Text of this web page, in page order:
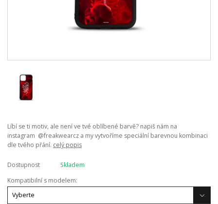
Líbí se ti motiv, ale není ve tvé oblíbené barvě? napiš nám na
instagram @freakwearcz a my vytvoříme speciální barevnou kombinaci
dle tvého přání. celý popis
Dostupnost
Skladem
Kompatibilní s modelem: